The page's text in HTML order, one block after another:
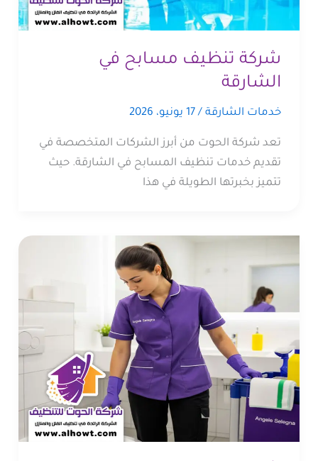
شركة تنظيف مسابح في
الشارقة
خدمات الشارقة/17 يونيو، 2026
تعد شركة الحوت من أبرز الشركات المتخصصة في
تقديم خدمات تنظيف المسابح في الشارقة. حيث
تتميز بخبرتها الطويلة في هذا